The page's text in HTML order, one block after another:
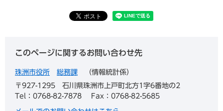
このページに関するお問い合わせ先
珠洲市役所 総務課
情報統計係
〒927-1295
石川県珠洲市上戸町北方1字6番地の2
Tel：0768-82-7878
Fax：0768-82-5685